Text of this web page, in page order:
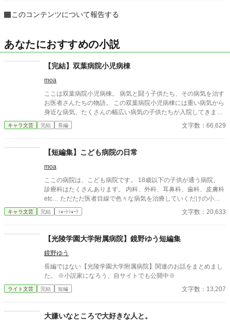
このコンテンツについて報告する
あなたにおすすめの小説
【完結】双葉病院小児病棟
moa
ここは双葉病院小児病棟。 病気と闘う子供たち、その病気を治す
お医者さんたちの物語。 この双葉病院小児病棟には重い病気から
身近な病気、たくさんの幅広い病気の子供たちが入院してきま
す。 すぐに治って退院していく子もいればそうでない子もいる。
メンタル面のケアも大事になってくる。 当病院は親の付き添いあ
しまうため、あえて離して治療するという方針。 【集中して治療
フィクションです。 実際の病院、治療とは異なることもあると思
いますが暖かい目で見ていただけると幸いです。 ーーーーーーー
ーーーーーーーーーーー 続き……ではないですが、双葉病院の提
携先の歯科クリニックの話『痛いのは、歯だけじゃない』を現在
ラッと出てきたりしますので、そちらもぜひ。
キャラ文芸 完結 長編 文字数：66,629
【短編集】こども病院の日常
moa
ここの病院は、こども病院です。 18歳以下の子供が通う病院、
診療科はたくさんあります。 内科、外科、耳鼻科、歯科、皮膚科
etc… ただただ医者目線で色々な病気を治療していくだけの小説
です。 恋愛要素などは一切ありません。 密着病院24時！的な感
じです。 人物像などは表記していない為、読者様のご想像にお任
ください。 歯科以外の医療知識はそこまで詳しくないのですみま
キャラ文芸 完結 ｼｮｰﾄｼｮｰﾄ 文字数：20,633
【光陵学園大学附属病院】鏡野ゆう短編集
鏡野ゆう
長編ではない【光陵学園大学附属病院】関連のお話をまとめまし
た。 ※小説家になろう、自サイトでも公開中※
ライト文芸 完結 短編 文字数：13,207
大嫌いなところで大好きな人と。